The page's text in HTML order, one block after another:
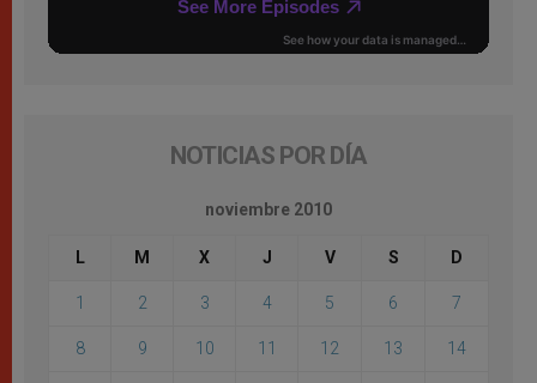
NOTICIAS POR DÍA
noviembre 2010
L M X J V S D
1 2 3 4 5 6 7
8 9 10 11 12 13 14